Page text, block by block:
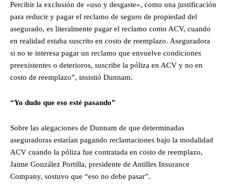
Percibir la exclusión de «uso y desgaste», como una justificación
para reducir y pagar el reclamo de seguro de propiedad del
asegurado, es literalmente pagar el reclamo como ACV, cuando
en realidad estaba suscrito en costo de reemplazo. Aseguradora
si no te interesa pagar un reclamo que envuelve condiciones
preexistentes o deterioros, suscribe la póliza en ACV y no en
costo de reemplazo”, insistió Dunnam.
“Yo dudo que eso esté pasando”
Sobre las alegaciones de Dunnam de que determinadas
aseguradoras estarían pagando reclamaciones bajo la modalidad
ACV cuando la póliza fue contratada en costo de reemplazo,
Jaime González Portilla, presidente de Antilles Insurance
Company, sostuvo que “eso no debe pasar”.